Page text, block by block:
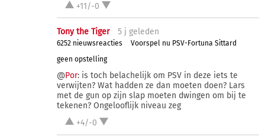
+11/-0
Tony the Tiger 5 j geleden
6252 nieuwsreacties
Voorspel nu PSV-Fortuna Sittard
geen opstelling
@Por: is toch belachelijk om PSV in deze iets te
verwijten? Wat hadden ze dan moeten doen? Lars
met de gun op zijn slap moeten dwingen om bij te
tekenen? Ongelooflijk niveau zeg
+4/-0